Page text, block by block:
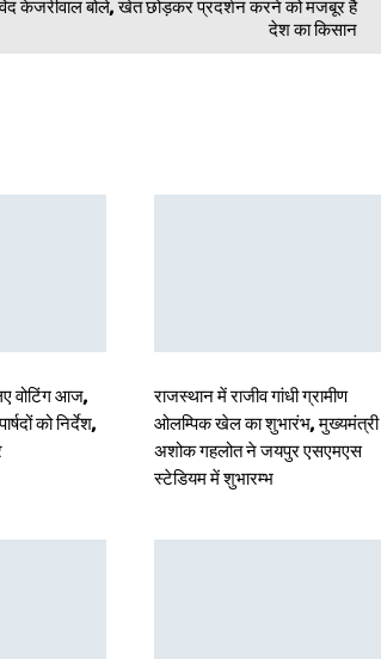
केजरीवाल बोले, खेत छोड़कर प्रदर्शन करने को मजबूर है
देश का किसान
वोटिंग आज,
को निर्देश,
राजस्थान में राजीव गांधी ग्रामीण
ओलम्पिक खेल का शुभारंभ, मुख्यमंत्री
अशोक गहलोत ने जयपुर एसएमएस
स्टेडियम में शुभारम्भ